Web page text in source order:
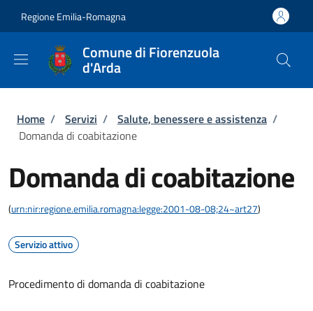
Regione Emilia-Romagna
Comune di Fiorenzuola
d'Arda
Briciole di pane
Home / Servizi / Salute, benessere e assistenza /
Domanda di coabitazione
Domanda di coabitazione
(urn:nir:regione.emilia.romagna:legge:2001-08-08;24~art27)
Servizio attivo
Procedimento di domanda di coabitazione